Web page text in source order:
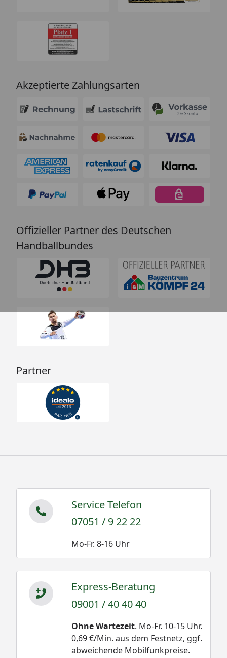
Akzeptierte Zahlungsarten
Offizieller Partner des Deutschen
Handballbundes
Partner
Service Telefon
07051 / 9 22 22
Mo-Fr. 8-16 Uhr
Express-Beratung
09001 / 40 40 40
Ohne Wartezeit. Mo-Fr. 10-15 Uhr.
0,69 €/Min. aus dem Festnetz, ggf.
abweichende Mobilfunkpreise.